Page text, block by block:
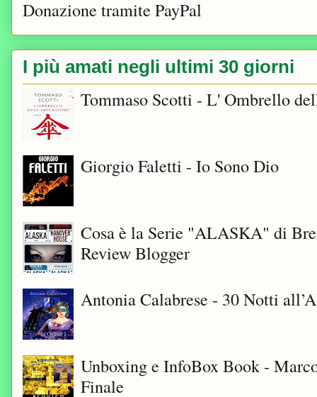
Donazione tramite PayPal
I più amati negli ultimi 30 giorni
Tommaso Scotti - L' Ombrello
Giorgio Faletti - Io Sono Dio
Cosa è la Serie "ALASKA" di
Review Blogger
Antonia Calabrese - 30 Notti
Unboxing e InfoBox Book -
Finale